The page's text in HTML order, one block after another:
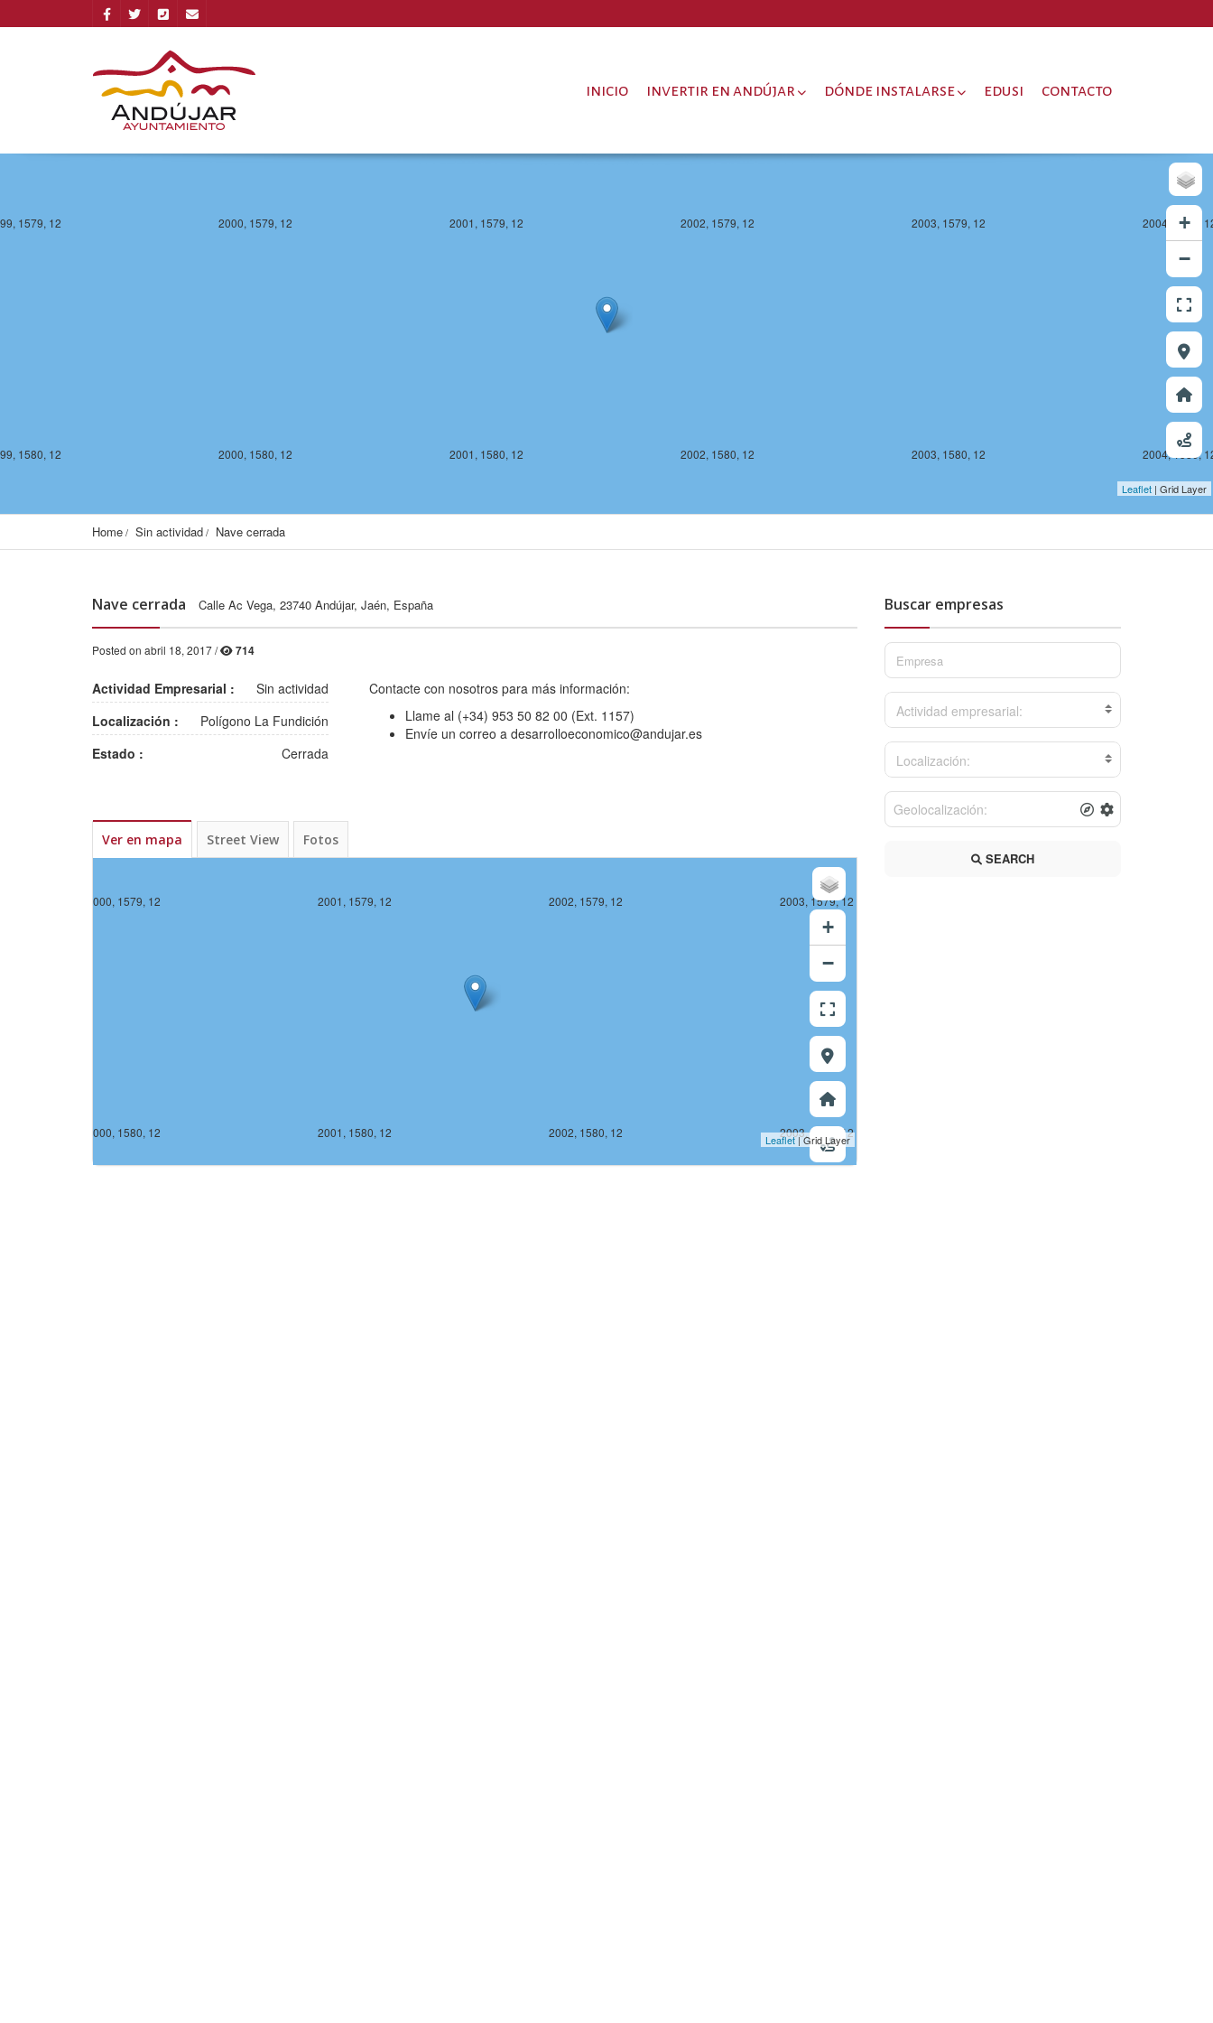
inicio invertir en andújar dónde instalarse edusi contacto
2001, 1579, 12 2002, 1579, 12
2001, 1580, 12 2002, 1580, 12
2000, 1579, 12 2003, 1579, 12
2000, 1580, 12 2003, 1580, 12
1579, 12 2004, 1579,
1580, 12 2004, 1580,
+
−
Leaflet | Grid Layer
Home Sin actividad Nave cerrada
Nave cerrada Calle Ac Vega, 23740 Andújar, Jaén, España
Posted on abril 18, 2017 / 714
Actividad Empresarial :
Sin actividad
Localización :
Polígono La Fundición
Estado :
Cerrada
Contacte con nosotros para más información:
Llame al (+34) 953 50 82 00 (Ext. 1157)
Envíe un correo a desarrolloeconomico@andujar.es
Ver en mapa Street View Fotos
2001, 1579, 12 2002, 1579, 12
2001, 1580, 12 2002, 1580, 12
2000, 1579, 12 2003, 1579, 12
2000, 1580, 12 2003, 1580, 12
+
−
Leaflet| Grid Layer
Buscar empresas
Actividad empresarial:
Localización:
SEARCH